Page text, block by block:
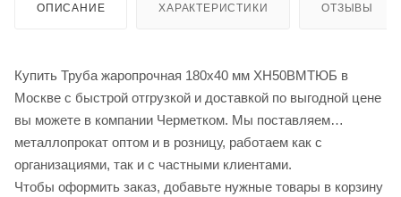
ОПИСАНИЕ ХАРАКТЕРИСТИКИ ОТЗЫВЫ
Купить Труба жаропрочная 180х40 мм ХН50ВМТЮБ в
Москве с быстрой отгрузкой и доставкой по выгодной цене
вы можете в компании Черметком. Мы поставляем
металлопрокат оптом и в розницу, работаем как с
организациями, так и с частными клиентами.
Чтобы оформить заказ, добавьте нужные товары в корзину